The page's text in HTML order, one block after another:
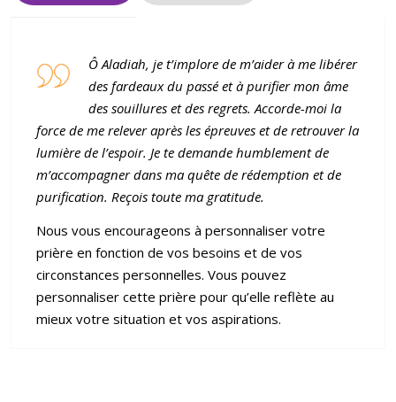
v
Ô Aladiah, je t’implore de m’aider à me libérer
des fardeaux du passé et à purifier mon âme
des souillures et des regrets. Accorde-moi la
force de me relever après les épreuves et de retrouver la
lumière de l’espoir. Je te demande humblement de
m’accompagner dans ma quête de rédemption et de
purification. Reçois toute ma gratitude.
Nous vous encourageons à personnaliser votre
prière en fonction de vos besoins et de vos
circonstances personnelles. Vous pouvez
personnaliser cette prière pour qu’elle reflète au
mieux votre situation et vos aspirations.